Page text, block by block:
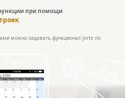
при помощи
можно задавать функционал Jorte по